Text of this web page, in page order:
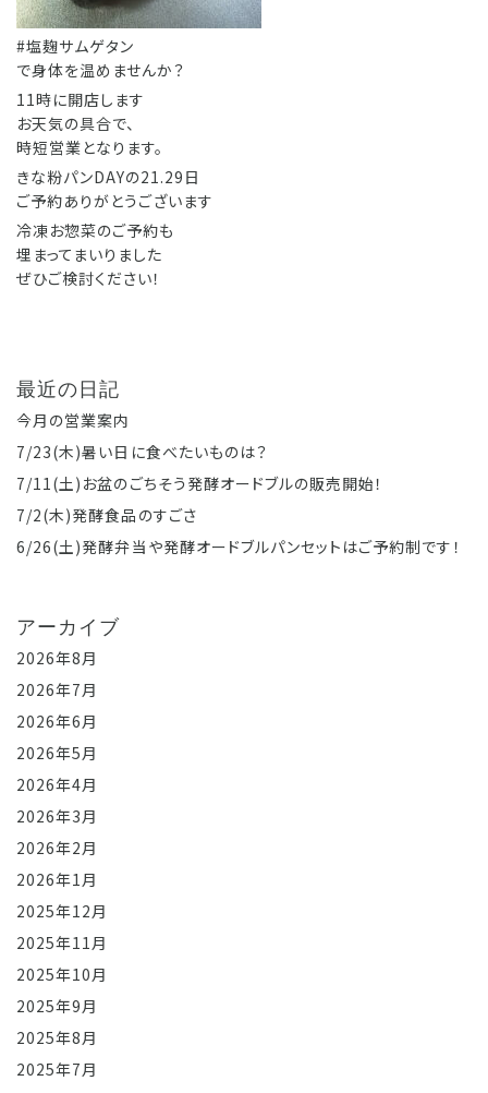
#塩麹サムゲタン
で身体を温めませんか？
11時に開店します
お天気の具合で、
時短営業となります。
きな粉パンDAYの21.29日
ご予約ありがとうございます
冷凍お惣菜のご予約も
埋まってまいりました
ぜひご検討ください！
最近の日記
今月の営業案内
7/23(木)暑い日に食べたいものは？
7/11(土)お盆のごちそう発酵オードブルの販売開始！
7/2(木)発酵食品のすごさ
6/26(土)発酵弁当や発酵オードブルパンセットはご予約制です！
アーカイブ
2026年8月
2026年7月
2026年6月
2026年5月
2026年4月
2026年3月
2026年2月
2026年1月
2025年12月
2025年11月
2025年10月
2025年9月
2025年8月
2025年7月